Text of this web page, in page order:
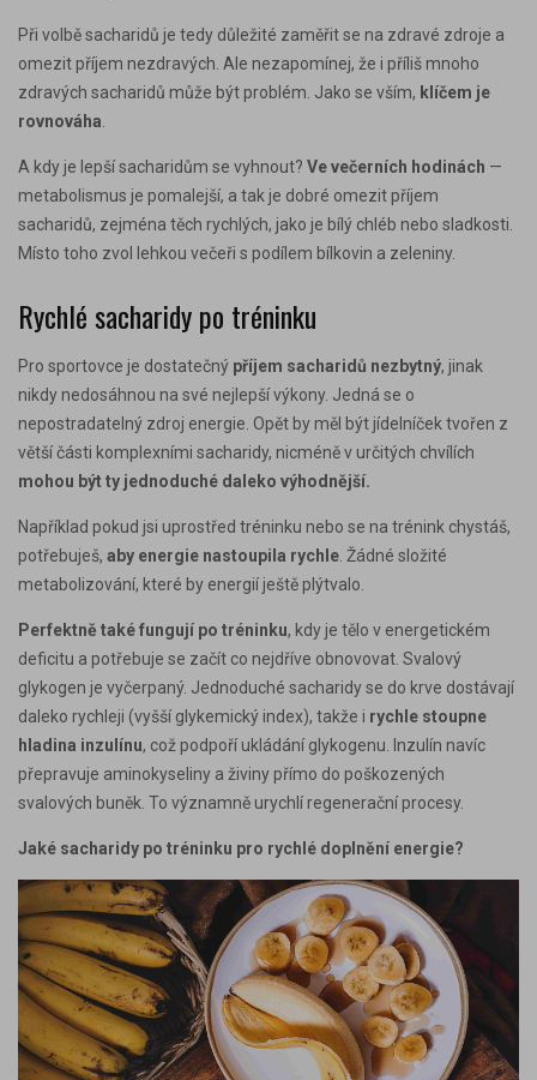
Při volbě sacharidů je tedy důležité zaměřit se na zdravé zdroje a
omezit příjem nezdravých. Ale nezapomínej, že i příliš mnoho
zdravých sacharidů může být problém. Jako se vším, klíčem je
rovnováha
A kdy je lepší sacharidům se vyhnout? Ve večerních hodinách —
metabolismus je pomalejší, a tak je dobré omezit příjem
sacharidů, zejména těch rychlých, jako je bílý chléb nebo sladkosti.
Místo toho zvol lehkou večeři s podílem bílkovin a zeleniny.
Rychlé sacharidy po tréninku
Pro sportovce je dostatečný příjem sacharidů nezbytný, jinak
nikdy nedosáhnou na své nejlepší výkony. Jedná se o
nepostradatelný zdroj energie. Opět by měl být jídelníček tvořen z
větší části komplexními sacharidy, nicméně v určitých chvílích
mohou být ty jednoduché daleko výhodnější.
Například pokud jsi uprostřed tréninku nebo se na trénink chystáš,
potřebuješ, aby energie nastoupila rychle Žádné složité
metabolizování, které by energií ještě plýtvalo.
Perfektně také fungují po tréninku, kdy je tělo v energetickém
deficitu a potřebuje se začít co nejdříve obnovovat. Svalový
glykogen je vyčerpaný. Jednoduché sacharidy se do krve dostávají
daleko rychleji (vyšší glykemický index), takže i rychle stoupne
hladina inzulínu, což podpoří ukládání glykogenu . Inzulín navíc
přepravuje aminokyseliny a živinypřímo do poškozených
svalových buněk. To významně urychlí regenerační procesy.
Jaké sacharidy po tréninku pro rychlé doplnění energie?